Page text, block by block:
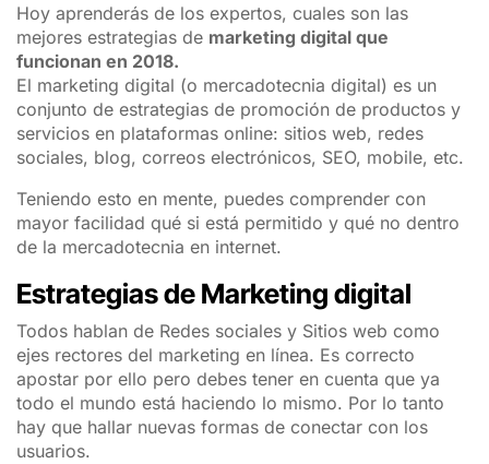
Hoy aprenderás de los expertos, cuales son las
mejores estrategias de marketing digital que
funcionan en 2018.
El marketing digital (o mercadotecnia digital) es un
conjunto de estrategias de promoción de productos y
servicios en plataformas online: sitios web, redes
sociales, blog, correos electrónicos, SEO, mobile, etc.
Teniendo esto en mente, puedes comprender con
mayor facilidad qué si está permitido y qué no dentro
de la mercadotecnia en internet.
Estrategias de Marketing digital
Todos hablan de Redes sociales y Sitios web como
ejes rectores del marketing en línea. Es correcto
apostar por ello pero debes tener en cuenta que ya
todo el mundo está haciendo lo mismo. Por lo tanto
hay que hallar nuevas formas de conectar con los
usuarios.